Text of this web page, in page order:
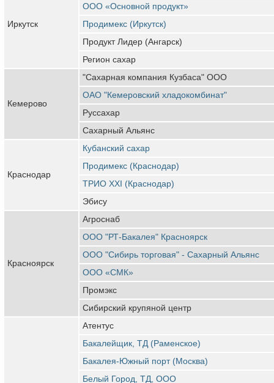
Иркутск
ООО «Основной продукт»
Продимекс (Иркутск)
Продукт Лидер (Ангарск)
Регион сахар
Кемерово
"Сахарная компания Кузбаса" ООО
ОАО "Кемеровский хладокомбинат"
Руссахар
Сахарный Альянс
Краснодар
Кубанский сахар
Продимекс (Краснодар)
ТРИО XXI (Краснодар)
Эбису
Красноярск
Агроснаб
ООО "РТ-Бакалея" Красноярск
ООО "Сибирь торговая" - Сахарный Альянс
ООО «СМК»
Промэкс
Сибирский крупяной центр
Атентус
Бакалейщик, ТД (Раменское)
Бакалея-Южный порт (Москва)
Белый Город, ТД, ООО